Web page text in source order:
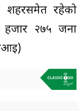
शहरसमेत रहेको
२७५ जना